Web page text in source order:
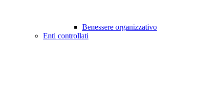
Benessere organizzativo
Enti controllati